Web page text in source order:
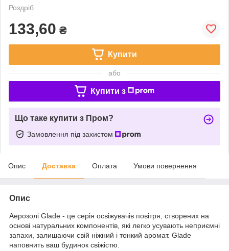
Роздріб
133,60 ₴
Купити
або
Купити з
Що таке купити з Пром?
Замовлення під захистом
Опис Доставка Оплата Умови повернення
Опис
Аерозолі Glade - це серія освіжувачів повітря, створених на
основі натуральних компонентів, які легко усувають неприємні
запахи, залишаючи свій ніжний і тонкий аромат. Glade
наповнить ваш будинок свіжістю.